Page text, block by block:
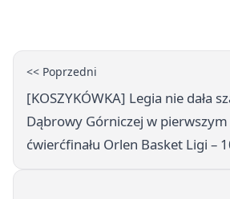
<< Poprzedni
[KOSZYKÓWKA] Legia nie dała
Dąbrowy Górniczej w
ćwierćfinału Orlen Basket Ligi –